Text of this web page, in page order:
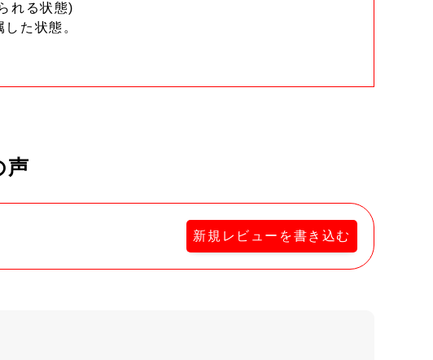
れる状態)
た状態。
声
新規レビューを書き込む